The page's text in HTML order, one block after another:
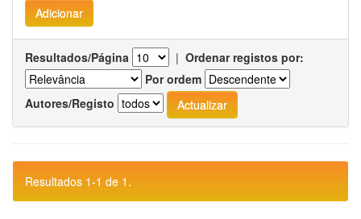
Resultados/Página | Ordenar registos por:
Por ordem
Autores/Registo
Resultados 1-1 de 1.